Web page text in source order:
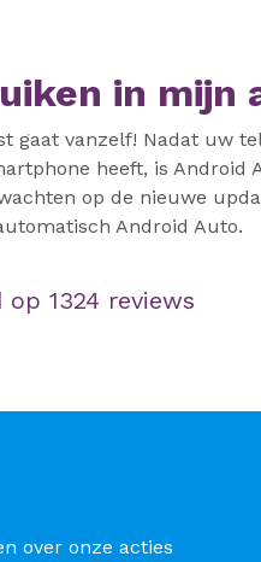
in mijn
gaat vanzelf! Nadat uw
heeft, is Android
op de nieuwe
Android Auto.
op 1324 reviews
over onze acties